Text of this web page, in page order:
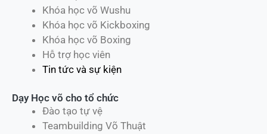
Khóa học võ Wushu
Khóa học võ Kickboxing
Khóa học võ Boxing
Hỗ trợ học viên
Tin tức và sự kiện
Dạy Học võ cho tổ chức
Đào tạo tự vệ
Teambuilding Võ Thuật